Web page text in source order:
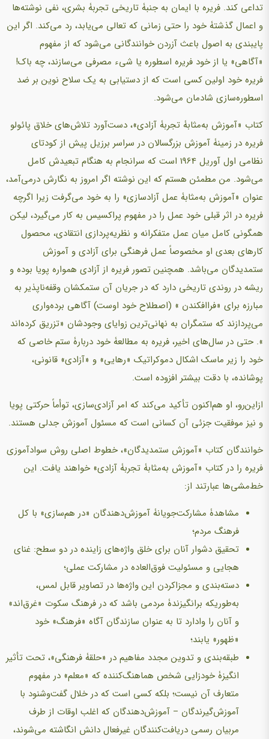
تداعی کند. فریره با ایمان به جنبۀ تاریخی تجربۀ بشری، نفی نوشته‌ها
و اعمال گذشتۀ خود را حتی زمانی که تعالی می‌یابد، رد می‌کند. اگر این
پایبندی به اصول باعث آزردن خوانندگانی می‌شود که از مفهوم
«آگاهی» یا از خود فریره اسطوره یا شیء مصرفی می‌سازند، چه باک!
فریره خود اولین کسی است که از دستیابی به یک سلاح نوین بر ضد
اسطوره‌سازی شادمان می‌شود.
کتاب «آموزش به‌مثابۀ تجربۀ آزادی»، دست‌آورد تلاش‌های خلاق پائولو
فریره در زمینۀ آموزش بزرگسالان در سراسر برزیل پیش از کودتای
نظامی اول آوریل 1964 است که سرانجام به هنگام تبعیدش کامل
می‌شود. من مطمئن هستم که این نوشته اگر امروز به نگارش درمی‌آمد،
عنوان «آموزش به‌مثابۀ عمل آزادسازی» را به خود می‌گرفت زیرا اگرچه
فریره در اثر قبلی خود عمل را در مفهوم پراکسیس به کار می‌گیرد، لیکن
همگونی کامل میان عمل متفکرانه و نظریه‌پردازی انتقادی، محصول
کارهای بعدی او مخصوصاً عمل فرهنگی برای آزادی و آموزش
ستمدیدگان می‌باشد. همچنین تصور فریره از آزادی همواره پویا بوده و
ریشه در روندی تاریخی دارد که در جریان آن ستمکشان وقفه‌ناپذیر به
مبارزه برای «فراافکندن » (اصطلاح خود اوست) آگاهی برده‌واری
می‌پردازند که ستمگران به نهانی‌ترین زوایای وجودشان «تزریق کرده‌اند
». حتی در سال‌های اخیر، فریره به مطالعۀ خود دربارۀ ستم خاصی که
خود را زیر ماسک اشکال دموکراتیک «رهایی» و «آزادی» قانونی،
پوشانده، با دقت بیشتر افزوده است.
ازاین‌رو، او هم‌اکنون تأکید می‌کند که امر آزادی‌سازی، توأماً حرکتی پویا
و نیز موفقیت جزئی آن کسانی است که مسئول آموزش جدلی هستند.
خوانندگان کتاب «آموزش ستمدیدگان»، خطوط اصلی روش سوادآموزی
فریره را در کتاب «آموزش به‌مثابۀ تجربۀ آزادی» خواهند یافت. این
خط‌مشی‌ها عبارتند از:
مشاهدۀ مشارکت‌جویانۀ آموزش‌دهندگان «در هم‌سازی» با کل
فرهنگ مردم؛
تحقیق دشوار آنان برای خلق واژه‌های زاینده در دو سطح: غنای
هجایی و مسئولیت فوق‌العاده در مشارکت عملی؛
دسته‌بندی و مجزاکردن این واژه‌ها در تصاویر قابل لمس،
به‌طوریکه برانگیزندۀ مردمی باشد که در فرهنگ سکوت «غرق‌اند»
و آنان را وادارد تا به عنوان سازندگان آگاه «فرهنگ» خود
«ظهور» یابند؛
طبقه‌بندی و تدوین مجدد مفاهیم در «حلقۀ فرهنگی»، تحت تأثیر
انگیزۀ خودزایی شخص هماهنگ‌کننده که «معلم» در مفهوم
متعارف آن نیست؛ بلکه کسی است که در خلال گفت‌وشنود با
آموزش‌گیرندگان – آموزش‌دهندگان که اغلب اوقات از طرف
مربیان رسمی دریافت‌کنندگان غیرفعال دانش انگاشته می‌شوند،